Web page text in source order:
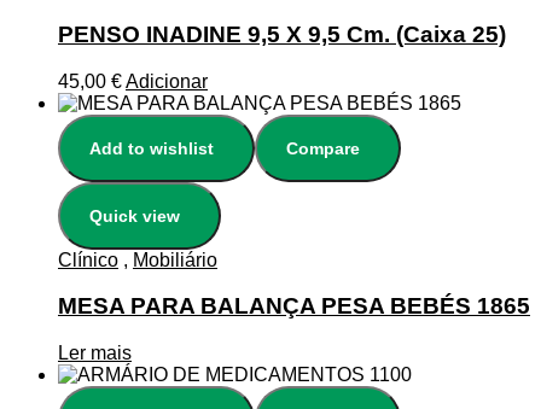
PENSO INADINE 9,5 X 9,5 Cm. (Caixa 25)
45,00 €Adicionar
Add to wishlist Compare
Quick view
Clínico , Mobiliário
MESA PARA BALANÇA PESA BEBÉS 1865
Ler mais